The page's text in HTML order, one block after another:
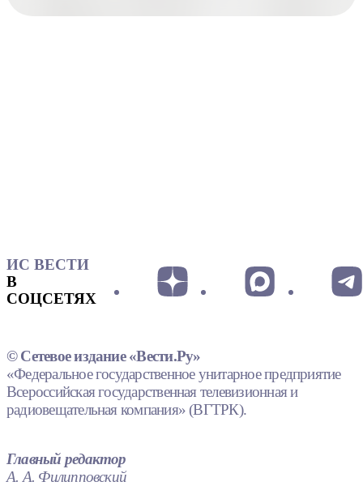
ИС ВЕСТИ
В
СОЦСЕТЯХ
© Сетевое издание «Вести.Ру»
«Федеральное государственное унитарное предприятие
Всероссийская государственная телевизионная и
радиовещательная компания» (ВГТРК).
Главный редактор
А. А. Филипповский